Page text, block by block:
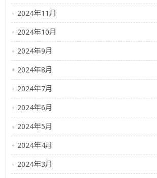
2024年11月
2024年10月
2024年9月
2024年8月
2024年7月
2024年6月
2024年5月
2024年4月
2024年3月